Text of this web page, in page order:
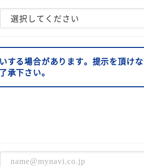
する場合があります。提示を頂け
承下さい。